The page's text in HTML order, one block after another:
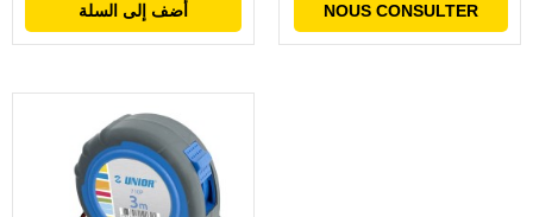
أضف إلى السلة NOUS CONSULTER